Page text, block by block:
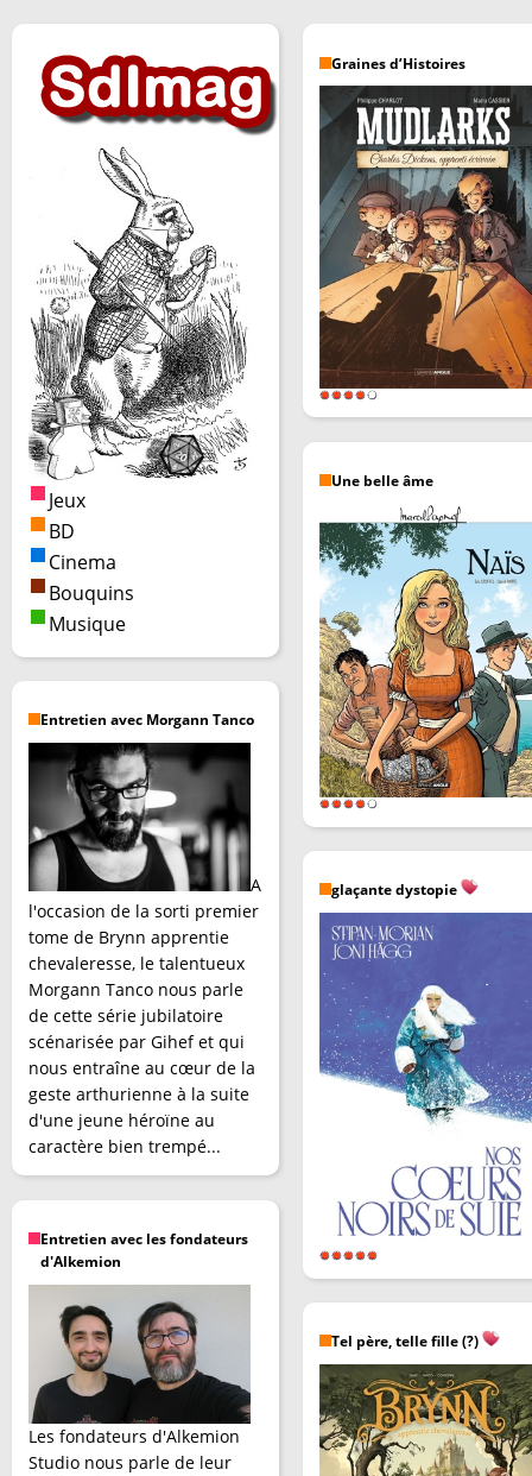
Jeux
BD
Cinema
Bouquins
Musique
Entretien avec Morgann Tanco
A
l'occasion de la sorti premier
tome de Brynn apprentie
chevaleresse, le talentueux
Morgann Tanco nous parle
de cette série jubilatoire
scénarisée par Gihef et qui
nous entraîne au cœur de la
geste arthurienne à la suite
d'une jeune héroïne au
caractère bien trempé...
Entretien avec les fondateurs
d'Alkemion
Les fondateurs d'Alkemion
Studio nous parle de leur
Graines d’Histoires
Une belle âme
glaçante dystopie
Tel père, telle fille (?)